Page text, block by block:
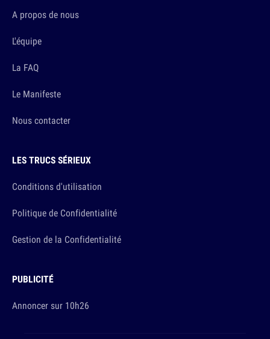
A propos de nous
L'équipe
La FAQ
Le Manifeste
Nous contacter
LES TRUCS SÉRIEUX
Conditions d'utilisation
Politique de Confidentialité
Gestion de la Confidentialité
PUBLICITÉ
Annoncer sur 10h26